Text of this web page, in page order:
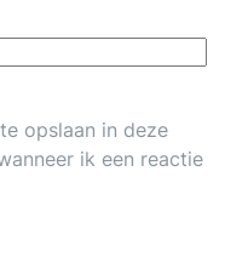
opslaan in deze
ik een reactie